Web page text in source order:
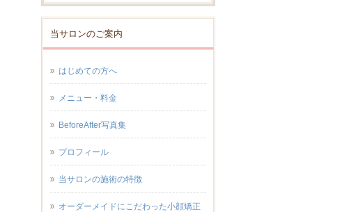
当サロンのご案内
はじめての方へ
メニュー・料金
BeforeAfter写真集
プロフィール
当サロンの施術の特徴
オーダーメイドにこだわった小顔矯正